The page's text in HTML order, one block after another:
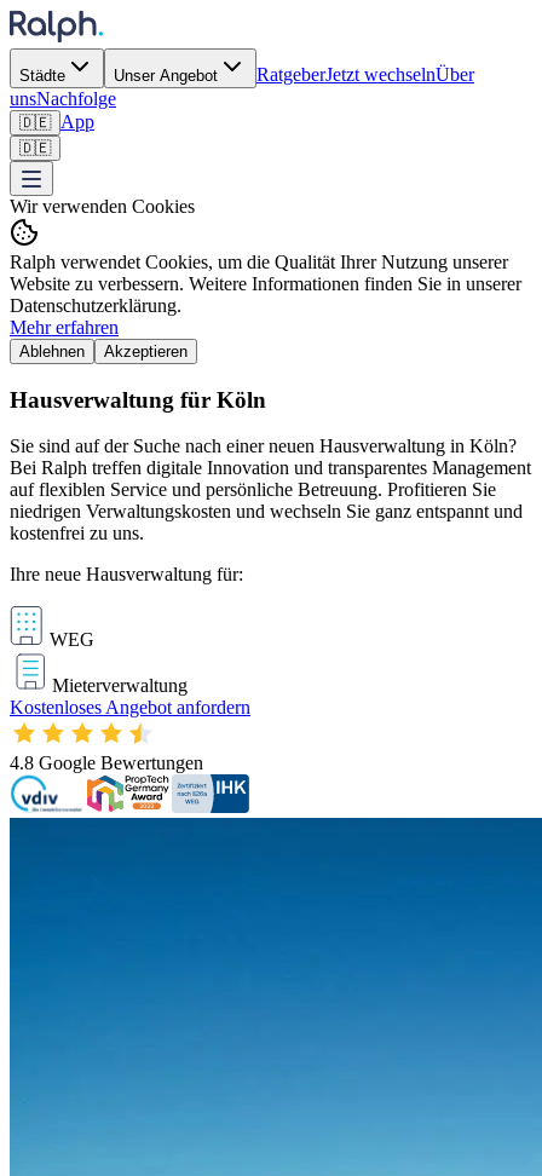
Städte Unser Angebot RatgeberJetzt wechselnÜber
unsNachfolge
🇩🇪 App
🇩🇪
Wir verwenden Cookies
Ralph verwendet Cookies, um die Qualität Ihrer Nutzung unserer
Website zu verbessern. Weitere Informationen finden Sie in unserer
Datenschutzerklärung.
Mehr erfahren
Ablehnen Akzeptieren
Hausverwaltung für Köln
Sie sind auf der Suche nach einer neuen Hausverwaltung in Köln?
Bei Ralph treffen digitale Innovation und transparentes Management
auf flexiblen Service und persönliche Betreuung. Profitieren Sie
niedrigen Verwaltungskosten und wechseln Sie ganz entspannt und
kostenfrei zu uns.
Ihre neue Hausverwaltung für:
WEG
Mieterverwaltung
Kostenloses Angebot anfordern
4.8 Google Bewertungen